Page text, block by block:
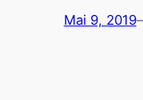
Mai 9, 2019